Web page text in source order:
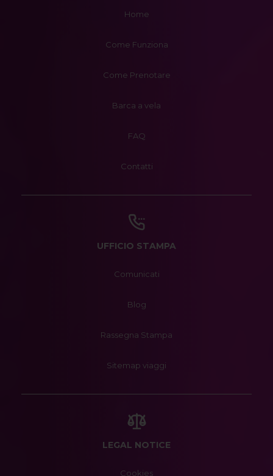
Home
Come Funziona
Come Prenotare
Barca a vela
FAQ
Contatti
UFFICIO STAMPA
Comunicati
Blog
Rassegna Stampa
Sitemap viaggi
LEGAL NOTICE
Cookies